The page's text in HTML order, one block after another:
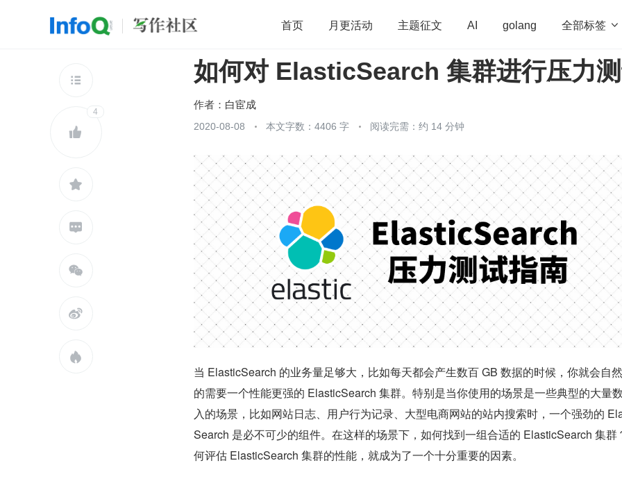
首页 月更活动 主题征文 AI golang 全部标签 
开源 架构 OpenHarmony 算法 学习方法 Web3.0 高
团队管理
查看更多


4





如何对 ElasticSearch 集群进行压力
作者： 白宦成
2020-08-08 本文字数：4406 字 阅读完需：约 14 分钟
当 ElasticSearch 的业务量足够大，比如每天都会产生数百 GB 数据的时候，你就会自
的需要一个性能更强的 ElasticSearch 集群。特别是当你使用的场景是一些典型的大量
入的场景，比如网站日志、用户行为记录、大型电商网站的站内搜索时，一个强劲的
Search 是必不可少的组件。在这样的场景下，如何找到一组合适的 ElasticSearch 集群
何评估 ElasticSearch 集群的性能，就成为了一个十分重要的因素。